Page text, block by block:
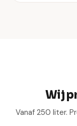
Wij
Vanaf 250 liter.